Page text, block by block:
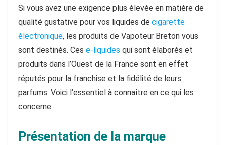
Si vous avez une exigence plus élevée en matière de
qualité gustative pour vos liquides de cigarette
électronique, les produits de Vapoteur Breton vous
sont destinés. Ces e-liquides qui sont élaborés et
produits dans l’Ouest de la France sont en effet
réputés pour la franchise et la fidélité de leurs
parfums. Voici l’essentiel à connaître en ce qui les
concerne.
Présentation de la marque